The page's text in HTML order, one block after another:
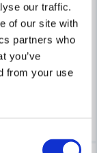
our traffic.
of our site with
partners who
you’ve
from your use
SB Boston
kr
ifrån leverantör ca